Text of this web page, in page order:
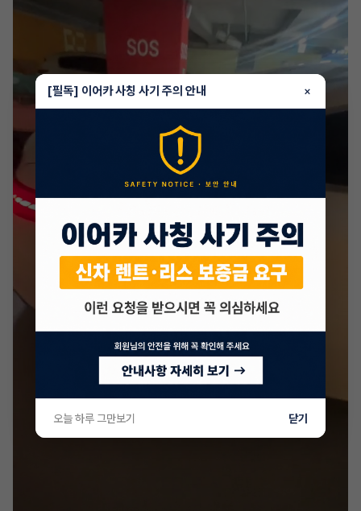
[필독] 이어카 사칭 사기 주의 안내 ×
오늘 하루 그만보기 닫기